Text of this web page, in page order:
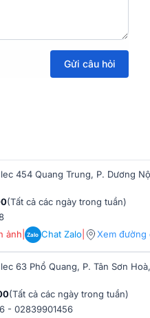
mang lại độ chênh
để nhận được tư vấn
Gửi câu hỏi
454 Quang Trung, P. Dương
(Tất cả các ngày trong tuần)
ảnh
Zalo Chat Zalo| Xem đường
63 Phổ Quang, P. Tân Sơn
(Tất cả các ngày trong tuần)
-02839901456